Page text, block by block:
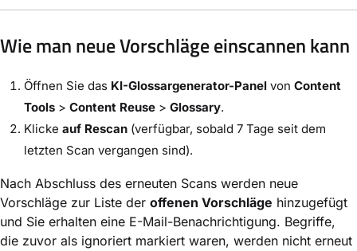
Wie man neue Vorschläge einscannen kann
Öffnen Sie das KI-Glossargenerator-Panel von Content
Tools > Content Reuse > Glossary.
Klicke auf Rescan (verfügbar, sobald 7 Tage seit dem
letzten Scan vergangen sind).
Nach Abschluss des erneuten Scans werden neue
Vorschläge zur Liste der offenen Vorschläge hinzugefügt
und Sie erhalten eine E-Mail-Benachrichtigung. Begriffe,
die zuvor als ignoriert markiert waren, werden nicht erneut